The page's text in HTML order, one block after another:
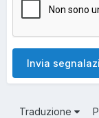
Invia
Traduzione